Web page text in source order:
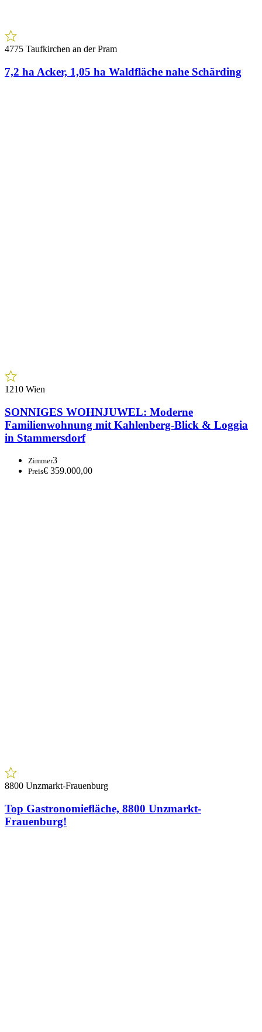
4775 Taufkirchen an der Pram
7,2 ha Acker, 1,05 ha Waldfläche nahe Schärding
1210 Wien
SONNIGES WOHNJUWEL: Moderne
Familienwohnung mit Kahlenberg-Blick & Loggia
in Stammersdorf
Zimmer3
Preis€ 359.000,00
8800 Unzmarkt-Frauenburg
Top Gastronomiefläche, 8800 Unzmarkt-
Frauenburg!